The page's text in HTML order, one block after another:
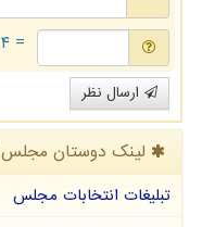
= ۴ بعلاوه ۱
ارسال نظر
لینک دوستان مجلس
تبلیغات انتخابات مجلس